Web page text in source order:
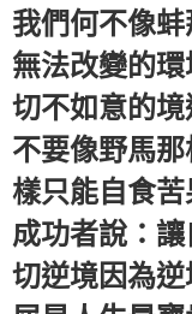
我們何不像
無法改變的
切不如意的境
不要像野馬
樣只能自食苦
成功者說：
切逆境因為